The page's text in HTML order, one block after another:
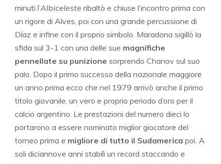
minuti l’Albiceleste ribaltò e chiuse l’incontro prima con
un rigore di Alves, poi con una grande percussione di
Díaz e infine con il proprio simbolo. Maradona sigillò la
sfida sul 3-1 con una delle sue magnifiche
pennellate su punizione sorprendo Chanov sul suo
palo. Dopo il primo successo della nazionale maggiore
un anno prima ecco che nel 1979 arrivò anche il primo
titolo giovanile, un vero e proprio periodo d’oro per il
calcio argentino. Le prestazioni del numero dieci lo
portarono a essere nominato miglior giocatore del
torneo prima e migliore di tutto il Sudamerica poi. A
soli diciannove anni stabilì un record staccando e